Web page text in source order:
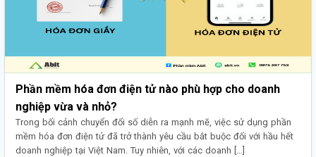
Phần mềm hóa đơn điện tử nào phù hợp cho doanh
nghiệp vừa và nhỏ?
Trong bối cảnh chuyển đổi số diễn ra mạnh mẽ, việc sử dụng phần
mềm hóa đơn điện tử đã trở thành yêu cầu bắt buộc đối với hầu hết
doanh nghiệp tại Việt Nam. Tuy nhiên, với các doanh […]